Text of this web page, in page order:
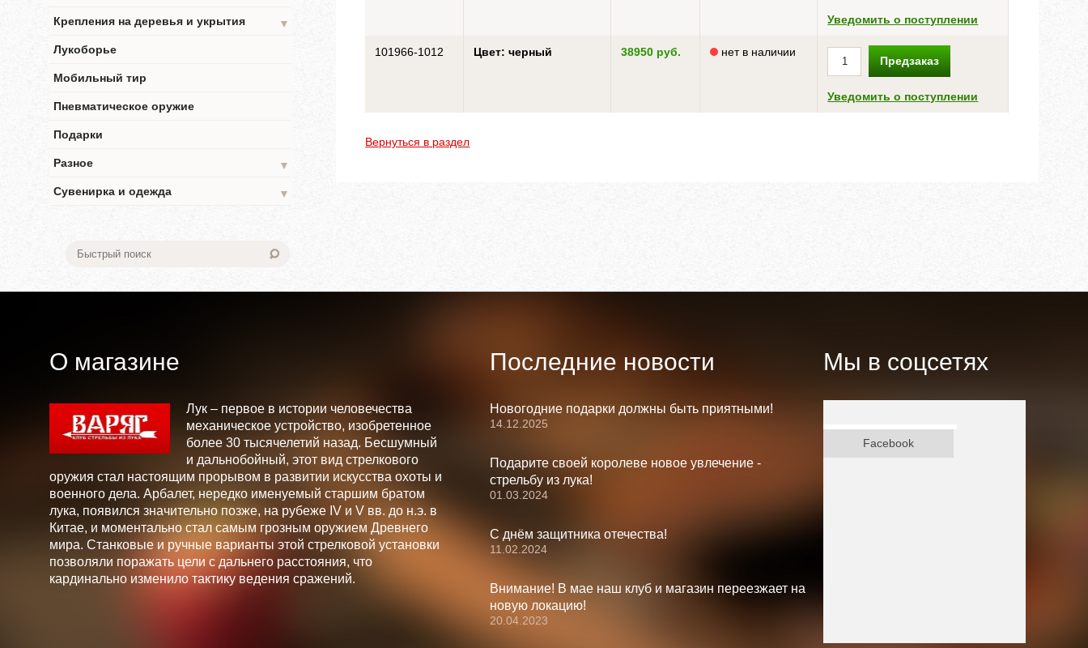
Крепления на деревья и укрытия
▼
Лукоборье
Мобильный тир
Пневматическое оружие
Подарки
Разное
▼
Сувенирка и одежда
▼
Уведомить о поступлении
101966-1012 Цвет: черный 38950 руб. нет в наличии
Предзаказ
Уведомить о поступлении
Вернуться в раздел
О магазине
Лук – первое в истории человечества
механическое устройство, изобретенное
более 30 тысячелетий назад. Бесшумный
и дальнобойный, этот вид стрелкового
оружия стал настоящим прорывом в развитии искусства охоты и
военного дела. Арбалет, нередко именуемый старшим братом
лука, появился значительно позже, на рубеже IV и V вв. до н.э. в
Китае, и моментально стал самым грозным оружием Древнего
мира. Станковые и ручные варианты этой стрелковой установки
позволяли поражать цели с дальнего расстояния, что
кардинально изменило тактику ведения сражений.
Последние новости
Новогодние подарки должны быть приятными!
14.12.2025
Подарите своей королеве новое увлечение -
стрельбу из лука!
01.03.2024
С днём защитника отечества!
11.02.2024
Внимание! В мае наш клуб и магазин переезжает на
новую локацию!
20.04.2023
Мы в соцсетях
Facebook